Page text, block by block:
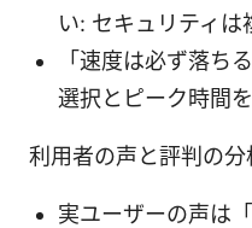
い: セキュリティ
「速度は必ず落ち
選択とピーク時間
利用者の声と評判の分
実ユーザーの声は